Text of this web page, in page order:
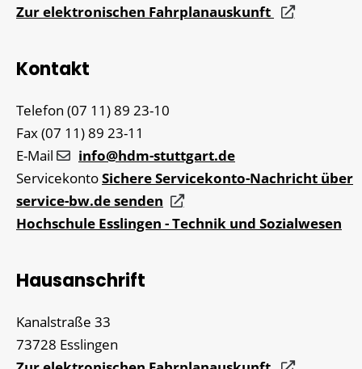
Zur elektronischen Fahrplanauskunft
Kontakt
Telefon (07 11) 89 23-10
Fax(07 11) 89 23-11
E-Mail
info@hdm-stuttgart.de
ServicekontoSichere Servicekonto-Nachricht über
service-bw.de senden
Hochschule Esslingen - Technik und Sozialwesen
Hausanschrift
Kanalstraße 33
73728 Esslingen